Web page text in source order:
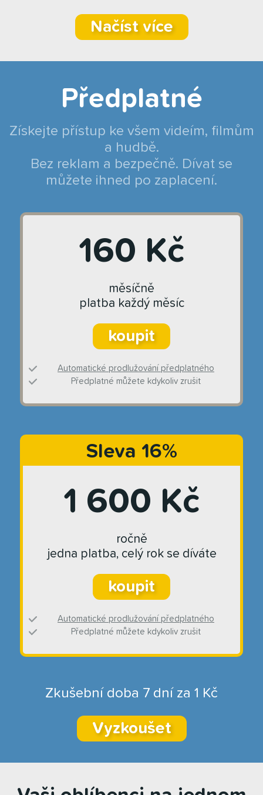
Načíst více
Předplatné
Získejte přístup ke všem videím, filmům
a hudbě.
Bez reklam a bezpečně. Dívat se
můžete ihned po zaplacení.
160 Kč
měsíčně
platba každý měsíc
koupit
Automatické prodlužování předplatného
Předplatné můžete kdykoliv zrušit
Sleva 16%
1 600 Kč
ročně
jedna platba, celý rok se díváte
koupit
Automatické prodlužování předplatného
Předplatné můžete kdykoliv zrušit
Zkušební doba 7 dní za 1 Kč
Vyzkoušet